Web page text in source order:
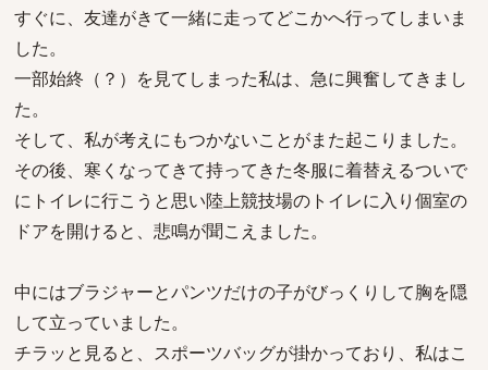
すぐに、友達がきて一緒に走ってどこかへ行ってしまいま
した。
一部始終（？）を見てしまった私は、急に興奮してきまし
た。
そして、私が考えにもつかないことがまた起こりました。
その後、寒くなってきて持ってきた冬服に着替えるついで
にトイレに行こうと思い陸上競技場のトイレに入り個室の
ドアを開けると、悲鳴が聞こえました。
中にはブラジャーとパンツだけの子がびっくりして胸を隠
して立っていました。
チラッと見ると、スポーツバッグが掛かっており、私はこ